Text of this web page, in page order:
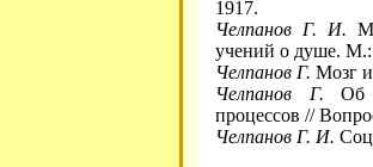
1917.
Челпанов Г. И.
учений о душе. М.:
Челпанов Г. Мозг
Челпанов Г. Об
процессов //
Челпанов Г. И.